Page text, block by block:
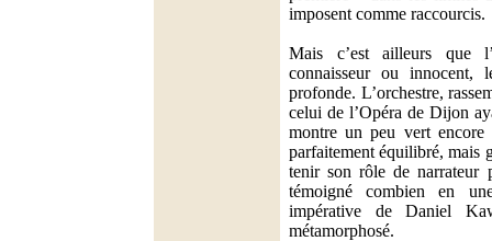
imposent comme raccourcis.
Mais c’est ailleurs que
connaisseur ou innocent,
profonde. L’orchestre,
celui de l’Opéra de Dijon
montre un peu vert
parfaitement équilibré, mais
tenir son rôle de narrateur
témoigné combien en
impérative de Daniel
métamorphosé.